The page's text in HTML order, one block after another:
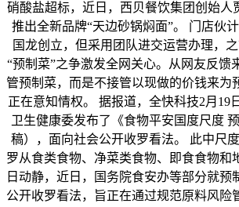
硝酸盐超标，近日，西贝餐饮集团创始人
推出全新品牌“天边砂锅焖面”。 门店伙
国龙创立，但采用团队进交运营办理，
“预制菜”之争激发全网关心。从网友反馈
管预制菜，而是不接管以现做的价钱来为
正在意知情权。 据报道，全快科技2月19
卫生健康委发布了《食物平安国度尺度
稿），面向社会公开收罗看法。 此中尺
罗从食类食物、净菜类食物、即食食物和
日动静，近日，国务院食安办等部分就预
公开收罗看法，旨正在通过规范原料风险